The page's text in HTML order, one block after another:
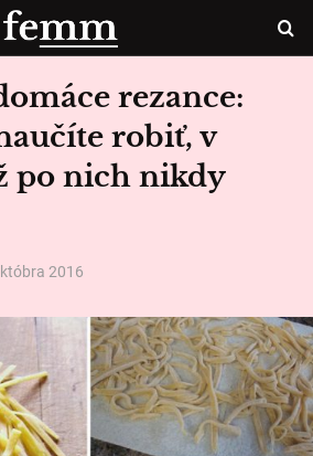
rezance:
robiť, v
po nich nikdy
2016